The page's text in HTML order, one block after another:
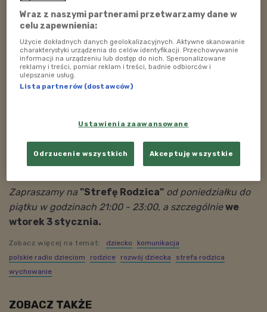
robić.
A gdzie szukać takich "zmianoczyńców"? Oczywiście
w szkole, które rozwijają u dzieci umiejętności
społeczne i uczą empatii, tak jak czytania. Zapraszamy
do poznania szkół z mocą.
Zapraszamy do posłuchania audycji, a także do komentowania i
telefonicznego w trakcie audycji: 22 645 20 55.
Zapraszamy na "Strefę Rodzica" od poniedziałku do
piątku w godzinach 21:00 - 23:00, a szczególniewe
wtorek 3 stycznia.
Zobacz więcej na temat: dziecko
komunikacja
polskie radio dzieciom
rodzice rozwój dziecka
strefa rodzica
wychowanie
ZOBACZ TAKŻE
Wraz z naszymi partnerami przetwarzamy dane w
celu zapewnienia:
Użycie dokładnych danych geolokalizacyjnych. Aktywne skanowanie
charakterystyki urządzenia do celów identyfikacji. Przechowywanie
informacji na urządzeniu lub dostęp do nich. Spersonalizowane
reklamy i treści, pomiar reklam i treści, badnie odbiorców i
ulepszanie usług.
Lista partnerów (dostawców)
Ustawienia zaawansowane
Odrzucenie wszystkich Akceptuję wszystkie